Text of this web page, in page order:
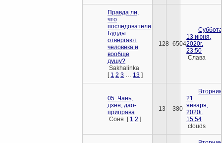
Правда ли,
что
последователи
Будды
отвергают
человека и
вообще
душу?
Sakhalinka
[ 1 2 3 13 ]
128 6504
13 июня,
2020г.
23:50
Слава
05. Чань,
дзен, дао-
приправа
Соня [ 1 2 ]
13 380
21
января,
2020г.
15:54
clouds